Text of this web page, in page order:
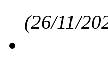
(26/11/